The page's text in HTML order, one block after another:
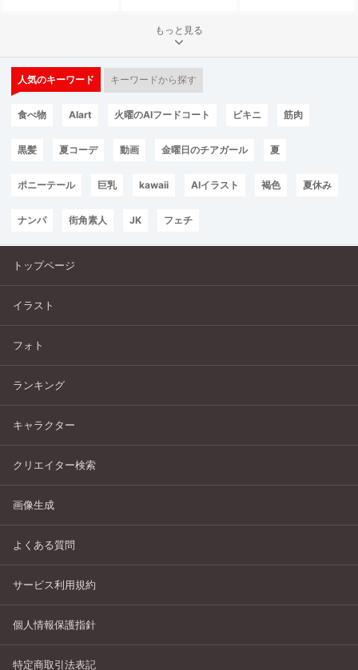
もっと見る
人気のキーワード キーワードから探す
食べ物 AIart 火曜のAIフードコート ビキニ 筋肉
黒髪 夏コーデ 動画 金曜日のチアガール 夏
ポニーテール 巨乳 kawaii AIイラスト 褐色 夏休み
ナンパ 街角素人 JK フェチ
トップページ
イラスト
フォト
ランキング
キャラクター
クリエイター検索
画像生成
よくある質問
サービス利用規約
個人情報保護指針
特定商取引法表記